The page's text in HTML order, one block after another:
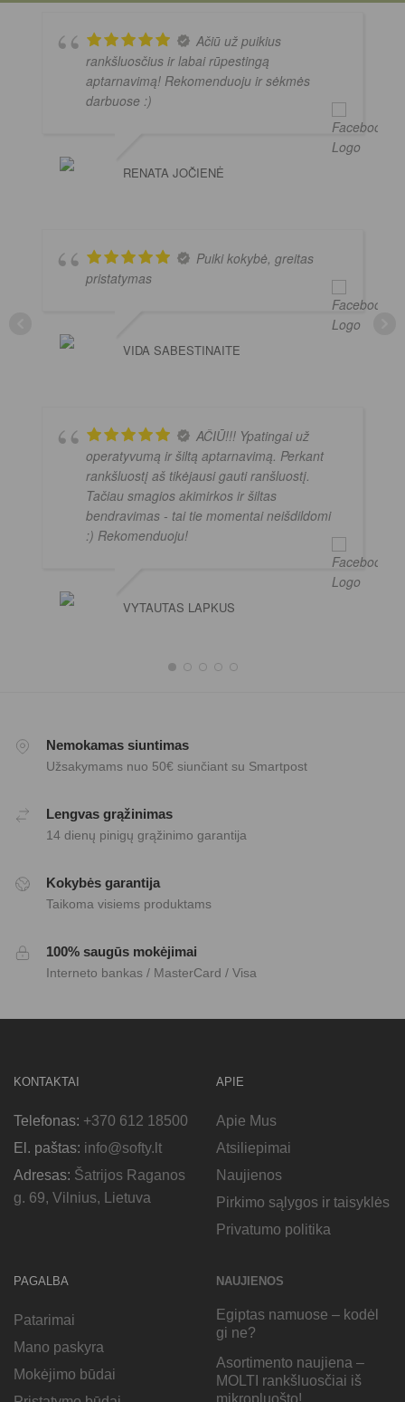
Ačiū už puikius
rankšluosčius ir labai rūpestingą
aptarnavimą! Rekomenduoju ir sėkmės
darbuose :)
RENATA JOČIENĖ
Puiki kokybė, greitas
pristatymas
VIDA SABESTINAITE
AČIŪ!!! Ypatingai už
operatyvumą ir šiltą aptarnavimą. Perkant
rankšluostį aš tikėjausi gauti ranšluostį.
Tačiau smagios akimirkos ir šiltas
bendravimas - tai tie momentai neišdildomi
:) Rekomenduoju!
VYTAUTAS LAPKUS
Nemokamas siuntimas
Užsakymams nuo 50€ siunčiant su Smartpost
Lengvas grąžinimas
14 dienų pinigų grąžinimo garantija
Kokybės garantija
Taikoma visiems produktams
100% saugūs mokėjimai
Interneto bankas / MasterCard / Visa
KONTAKTAI
Telefonas: +370 612 18500
El. paštas: info@softy.lt
Adresas: Šatrijos Raganos
g. 69, Vilnius, Lietuva
APIE
Apie Mus
Atsiliepimai
Naujienos
Pirkimo sąlygos ir taisyklės
Privatumo politika
PAGALBA
Patarimai
Mano paskyra
Mokėjimo būdai
NAUJIENOS
Egiptas namuose – kodėl
gi ne?
Asortimento naujiena –
MOLTI rankšluosčiai iš
mikropluošto!